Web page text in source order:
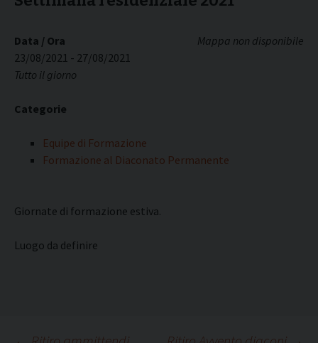
Mappa non disponibile
Data / Ora
23/08/2021 - 27/08/2021
Tutto il giorno
Categorie
Equipe di Formazione
Formazione al Diaconato Permanente
Giornate di formazione estiva.
Luogo da definire